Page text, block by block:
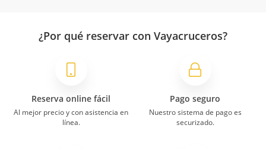
¿Por qué reservar con Vayacruceros?
Reserva online fácil
Al mejor precio y con asistencia en
línea.
Pago seguro
Nuestro sistema de pago es
securizado.